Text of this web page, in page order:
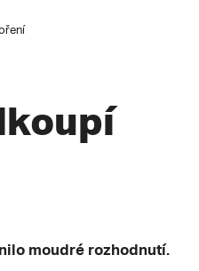
moudré rozhodnutí.